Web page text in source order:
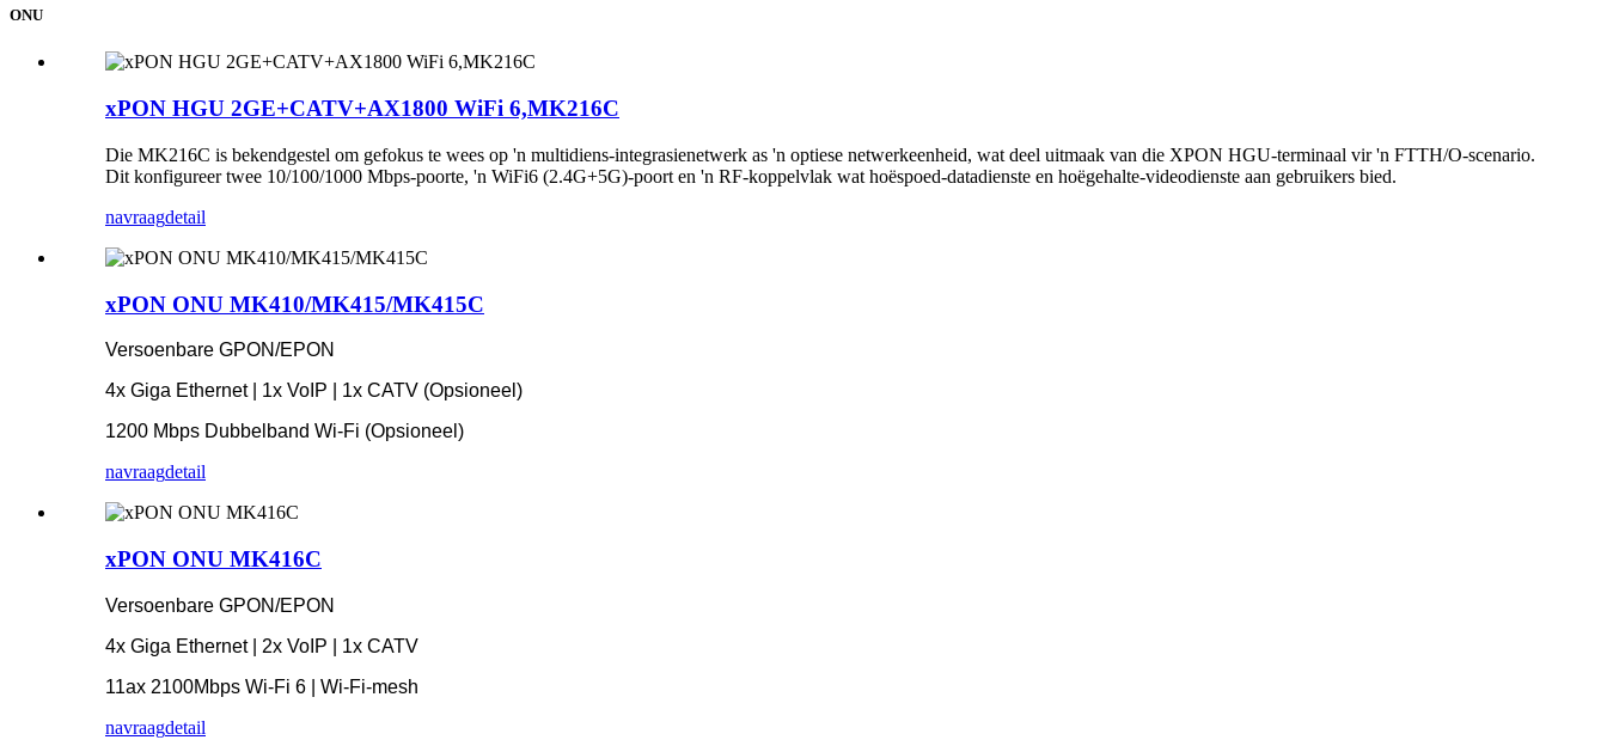
ONU
xPON HGU 2GE+CATV+AX1800 WiFi 6,MK216C
Die MK216C is bekendgestel om gefokus te wees op 'n multidiens-integrasienetwerk as 'n optiese netwerkeenheid, wat deel uitmaak van die XPON HGU-terminaal vir 'n FTTH/O-scenario.
Dit konfigureer twee 10/100/1000 Mbps-poorte, 'n WiFi6 (2.4G+5G)-poort en 'n RF-koppelvlak wat hoëspoed-datadienste en hoëgehalte-videodienste aan gebruikers bied.
navraagdetail
xPON ONU MK410/MK415/MK415C
Versoenbare GPON/EPON
4x Giga Ethernet | 1x VoIP | 1x CATV (Opsioneel)
1200 Mbps Dubbelband Wi-Fi (Opsioneel)
navraagdetail
xPON ONU MK416C
Versoenbare GPON/EPON
4x Giga Ethernet | 2x VoIP | 1x CATV
11ax 2100Mbps Wi-Fi 6 | Wi-Fi-mesh
navraagdetail